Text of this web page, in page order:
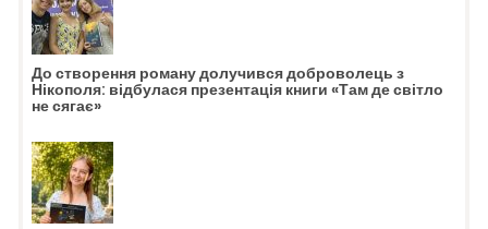
До створення роману долучився доброволець з
Нікополя: відбулася презентація книги «Там де світло
не сягає»